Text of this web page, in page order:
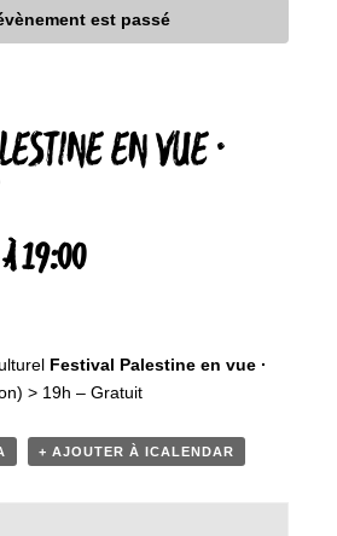
est passé
EN VUE ·
19:00
Festival Palestine en vue ·
> 19h – Gratuit
+ AJOUTER À ICALENDAR